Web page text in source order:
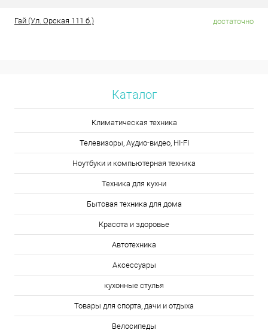
Гай (Ул. Орская 111 б.) достаточно
Каталог
Климатическая техника
Телевизоры, Аудио-видео, HI-FI
Ноутбуки и компьютерная техника
Техника для кухни
Бытовая техника для дома
Красота и здоровье
Автотехника
Аксессуары
кухонные стулья
Товары для спорта, дачи и отдыха
Велосипеды